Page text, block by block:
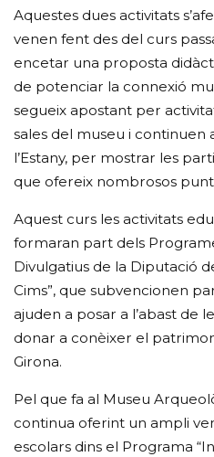
Aquestes dues activitats
venen fent des del curs
encetar una proposta
de potenciar la connexió
segueix apostant per
sales del museu i continuen
l’Estany, per mostrar les
que ofereix nombrosos
Aquest curs les activitats
formaran part dels
Divulgatius de la Diputació
Cims”, que subvencionen
ajuden a posar a l’abast de
donar a conèixer el
Girona.
Pel que fa al Museu
continua oferint un ampli
escolars dins el Programa